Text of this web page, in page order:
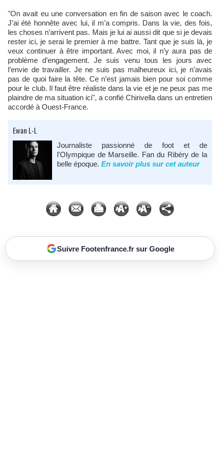
"On avait eu une conversation en fin de saison avec le coach.
J’ai été honnête avec lui, il m’a compris. Dans la vie, des fois,
les choses n’arrivent pas. Mais je lui ai aussi dit que si je devais
rester ici, je serai le premier à me battre. Tant que je suis là, je
veux continuer à être important. Avec moi, il n’y aura pas de
problème d’engagement. Je suis venu tous les jours avec
l’envie de travailler. Je ne suis pas malheureux ici, je n’avais
pas de quoi faire la tête. Ce n’est jamais bien pour soi comme
pour le club. Il faut être réaliste dans la vie et je ne peux pas me
plaindre de ma situation ici", a confié Chirivella dans un entretien
accordé à Ouest-France.
Ewan L-L
Journaliste passionné de foot et de
l'Olympique de Marseille. Fan du Ribéry de la
belle époque. En savoir plus sur cet auteur
Suivre Footenfrance.fr sur Google